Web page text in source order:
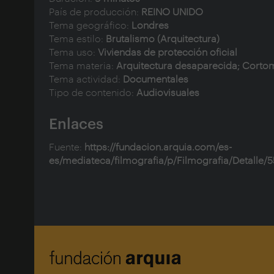
País de producción: REINO UNIDO
Tema geográfico: Londres
Tema estilo: Brutalismo (Arquitectura)
Tema uso: Viviendas de protección oficial
Tema materia: Arquitectura desaparecida;
Tema actividad: Documentales
Tipo de contenido: Audiovisuales
Enlaces
Fuente: https://fundacion.arquia.com/es-
es/mediateca/filmografia/p/Filmografia/Detalle/